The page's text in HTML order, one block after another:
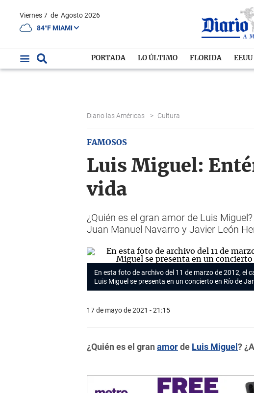
Viernes 7 de Agosto 2026
84°F MIAMI
PORTADA LO ÚLTIMO FLORIDA EEUU
Diario las Américas > Cultura
FAMOSOS
Luis Miguel:
vida
¿Quién es el gran amor de Luis
Juan Manuel Navarro y Javier León
En esta foto de archivo del 11 de marzo de 2012, el
Luis Miguel se presenta en un concierto en Río de
17 de mayo de 2021 - 21:15
¿Quién es el gran amorde Luis Miguel ?